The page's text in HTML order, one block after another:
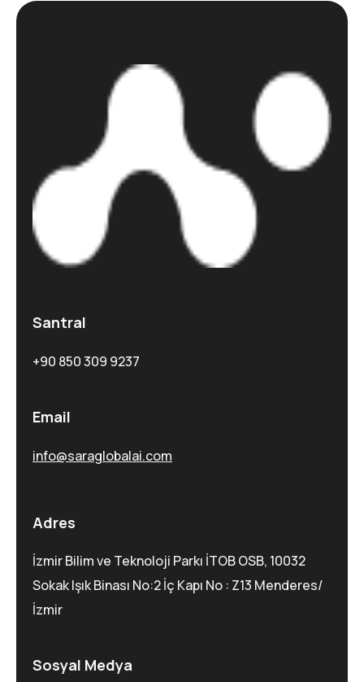
Santral
+90 850 309 9237
Email
info@saraglobalai.com
Adres
İzmir Bilim ve Teknoloji Parkı İTOB OSB, 10032
Sokak Işık Binası No:2 İç Kapı No : Z13 Menderes/
İzmir
Sosyal Medya